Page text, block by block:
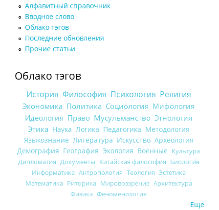
Алфавитный справочник
Вводное слово
Облако тэгов
Последние обновления
Прочие статьи
Облако тэгов
История Философия Психология Религия
Экономика Политика Социология Мифология
Идеология Право Мусульманство Этнология
Этика Наука Логика Педагогика Методология
Языкознание Литература Искусство Археология
Демография География Экология Военные Культура
Дипломатия Документы Китайская философия Биология
Информатика Антропология Теология Эстетика
Математика Риторика Мировоззрение Архитектура
Физика Феноменология
Еще